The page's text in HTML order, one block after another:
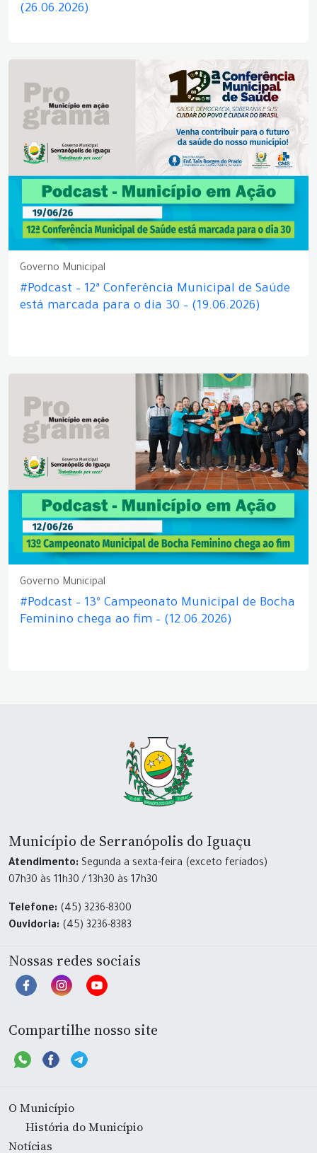
(26.06.2026)
Governo Municipal
#Podcast – 12ª Conferência Municipal de Saúde
está marcada para o dia 30 – (19.06.2026)
Governo Municipal
#Podcast – 13º Campeonato Municipal de Bocha
Feminino chega ao fim – (12.06.2026)
Município de Serranópolis do Iguaçu
Atendimento: Segunda a sexta-feira (exceto feriados)
07h30 às 11h30 / 13h30 às 17h30
Telefone: (45) 3236-8300
Ouvidoria: (45) 3236-8383
Nossas redes sociais
Compartilhe nosso site
O Município
História do Município
Notícias